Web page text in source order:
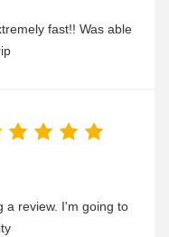
fast!! Was able
a review. I'm going to